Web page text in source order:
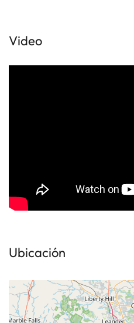
Video
Ubicación